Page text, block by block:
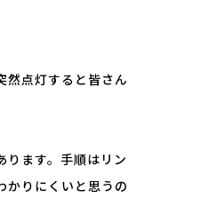
然点灯すると皆さん
ります。手順はリン
かりにくいと思うの